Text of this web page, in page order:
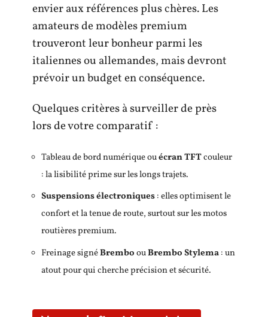
envier aux références plus chères. Les
amateurs de modèles premium
trouveront leur bonheur parmi les
italiennes ou allemandes, mais devront
prévoir un budget en conséquence.
Quelques critères à surveiller de près
lors de votre comparatif :
Tableau de bord numérique ouécran TFTcouleur
: la lisibilité prime sur les longs trajets.
Suspensions électroniques: elles optimisent le
confort et la tenue de route, surtout sur les motos
routières premium.
Freinage signéBremboouBrembo Stylema: un
atout pour qui cherche précision et sécurité.